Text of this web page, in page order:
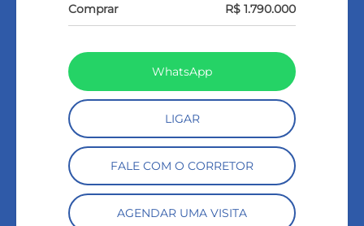
Comprar R$ 1.790.000
WhatsApp
LIGAR
FALE COM O CORRETOR
AGENDAR UMA VISITA